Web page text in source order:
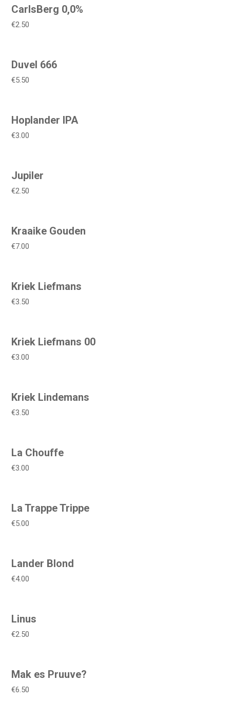
CarlsBerg 0,0%
€2.50
Duvel 666
€5.50
Hoplander IPA
€3.00
Jupiler
€2.50
Kraaike Gouden
€7.00
Kriek Liefmans
€3.50
Kriek Liefmans 00
€3.00
Kriek Lindemans
€3.50
La Chouffe
€3.00
La Trappe Trippe
€5.00
Lander Blond
€4.00
Linus
€2.50
Mak es Pruuve?
€6.50